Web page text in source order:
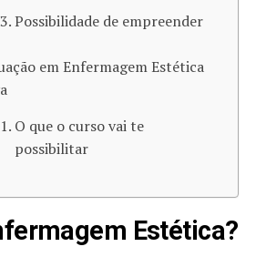
Possibilidade de empreender
em Enfermagem Estética
O que o curso vai te
possibilitar
Estética?